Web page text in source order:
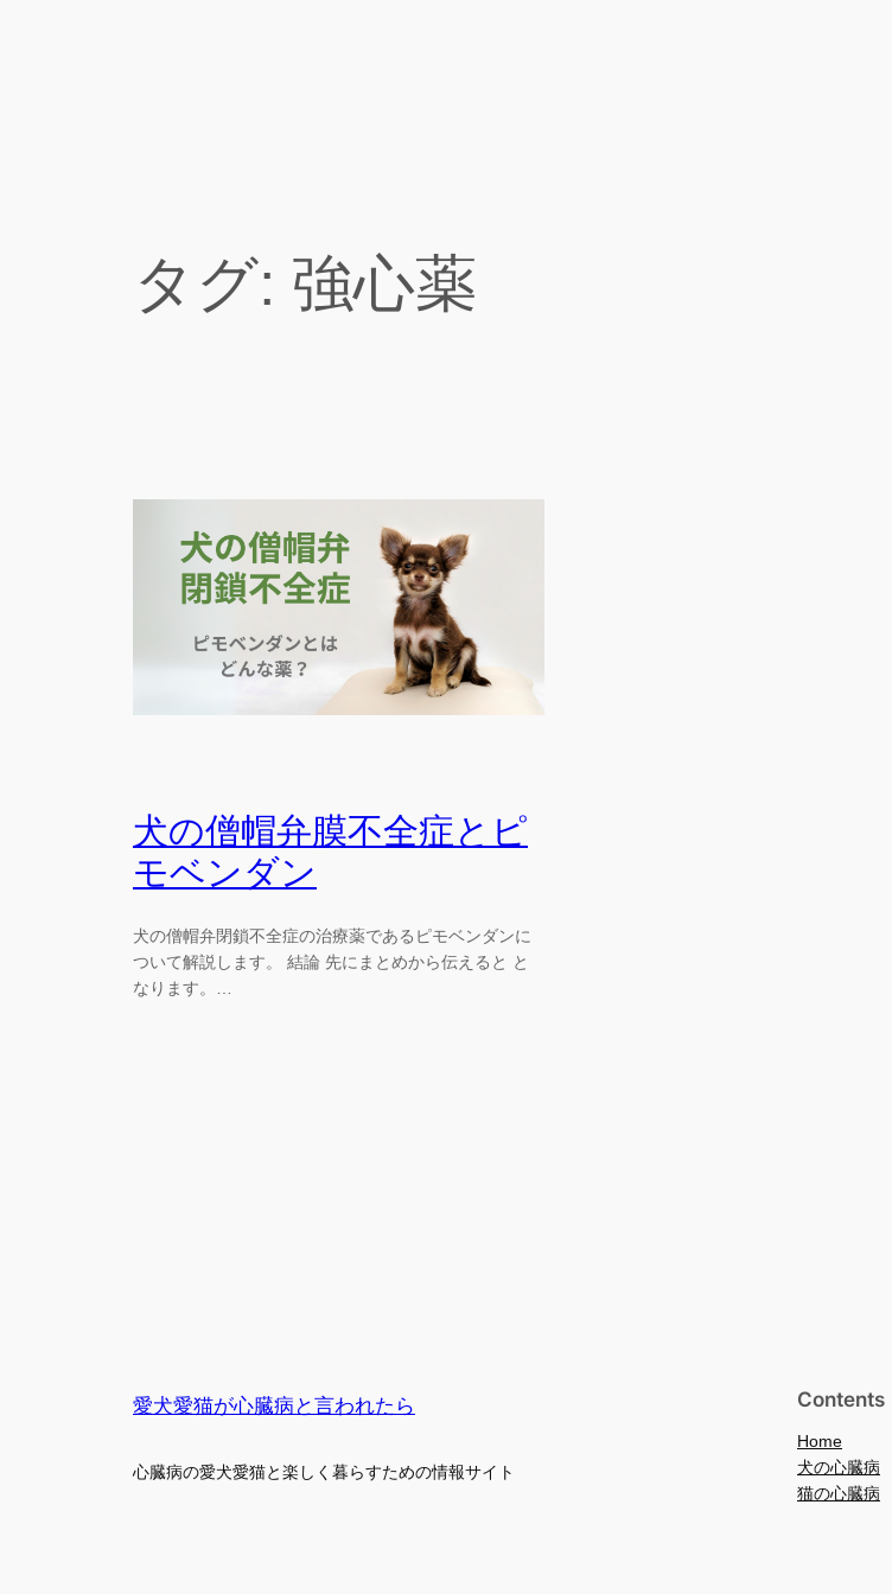
タグ: 強心薬
犬の僧帽弁膜不全症とピ
モベンダン
犬の僧帽弁閉鎖不全症の治療薬であるピモベンダンに
ついて解説します。 結論 先にまとめから伝えると と
なります。…
愛犬愛猫が心臓病と言われたら
心臓病の愛犬愛猫と楽しく暮らすための情報サイト
Contents
Home
犬の心臓病
猫の心臓病